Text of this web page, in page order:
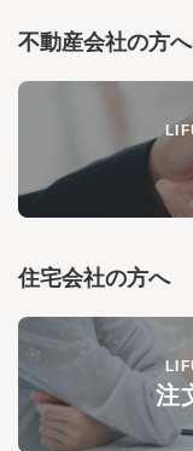
不動産会社の方へ
住宅会社の方へ
注